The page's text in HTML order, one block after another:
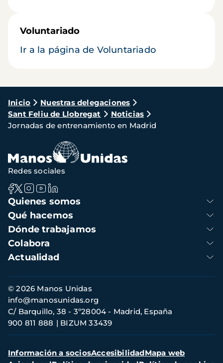
Voluntariado
Ir a la página de Voluntariado
Ruta
de
navegación
Inicio
Nuestras delegaciones
Sant Feliu de Llobregat
Noticias
Jornadas de entrenamiento en Madrid
Navegación
principal
Quienes somos
Qué hacemos
Dónde trabajamos
Colabora
Actualidad
Redes sociales
Información
de
contacto
© 2026 Manos Unidas
C/ Barquillo, 38 - 3º28004 - Madrid, España
900 811 888
BIZUM 33439
info@manosunidas.org
Menú
secundario
Información a sociosAccesibilidadMapa web